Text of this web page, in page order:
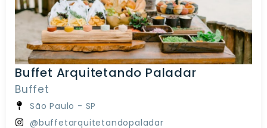
Buffet Arquitetando Paladar
Buffet
São Paulo - SP
@buffetarquitetandopaladar